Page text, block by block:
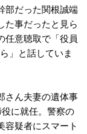
部だった関根誠端
た事だったと見ら
任意聴取で「役員
」と話していま
さん夫妻の遺体事
に就任。警察の
容疑者にスマート